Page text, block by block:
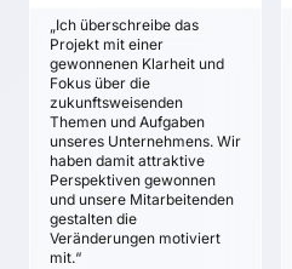
„Ich überschreibe das
Projekt mit einer
gewonnenen Klarheit und
Fokus über die
zukunftsweisenden
Themen und Aufgaben
unseres Unternehmens. Wir
haben damit attraktive
Perspektiven gewonnen
und unsere Mitarbeitenden
gestalten die
Veränderungen motiviert
mit.“
Technologien der
Zukunftsrobuste
Ausrichtung des
Unternehmens